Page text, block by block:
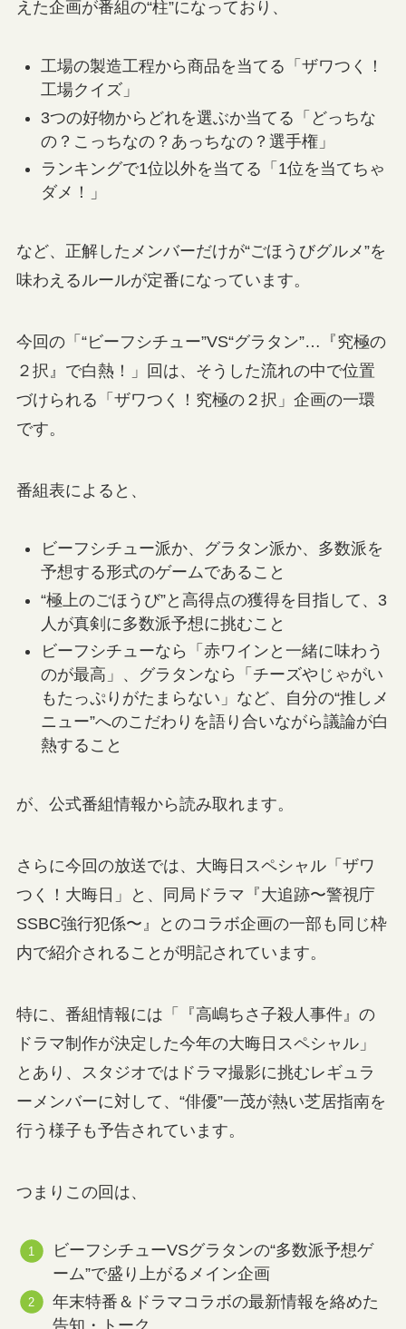
えた企画が番組の“柱”になっており、
工場の製造工程から商品を当てる「ザワつく！
工場クイズ」
3つの好物からどれを選ぶか当てる「どっちな
の？こっちなの？あっちなの？選手権」
ランキングで1位以外を当てる「1位を当てちゃ
ダメ！」
など、正解したメンバーだけが“ごほうびグルメ”を
味わえるルールが定番になっています。
今回の「“ビーフシチュー”VS“グラタン”…『究極の
２択』で白熱！」回は、そうした流れの中で位置
づけられる「ザワつく！究極の２択」企画の一環
です。
番組表によると、
ビーフシチュー派か、グラタン派か、多数派を
予想する形式のゲームであること
“極上のごほうび”と高得点の獲得を目指して、3
人が真剣に多数派予想に挑むこと
ビーフシチューなら「赤ワインと一緒に味わう
のが最高」、グラタンなら「チーズやじゃがい
もたっぷりがたまらない」など、自分の“推しメ
ニュー”へのこだわりを語り合いながら議論が白
熱すること
が、公式番組情報から読み取れます。
さらに今回の放送では、大晦日スペシャル「ザワ
つく！大晦日」と、同局ドラマ『大追跡〜警視庁
SSBC強行犯係〜』とのコラボ企画の一部も同じ枠
内で紹介されることが明記されています。
特に、番組情報には「『高嶋ちさ子殺人事件』の
ドラマ制作が決定した今年の大晦日スペシャル」
とあり、スタジオではドラマ撮影に挑むレギュラ
ーメンバーに対して、“俳優”一茂が熱い芝居指南を
行う様子も予告されています。
つまりこの回は、
ビーフシチューVSグラタンの“多数派予想ゲ
ーム”で盛り上がるメイン企画
年末特番＆ドラマコラボの最新情報を絡めた
告知・トーク